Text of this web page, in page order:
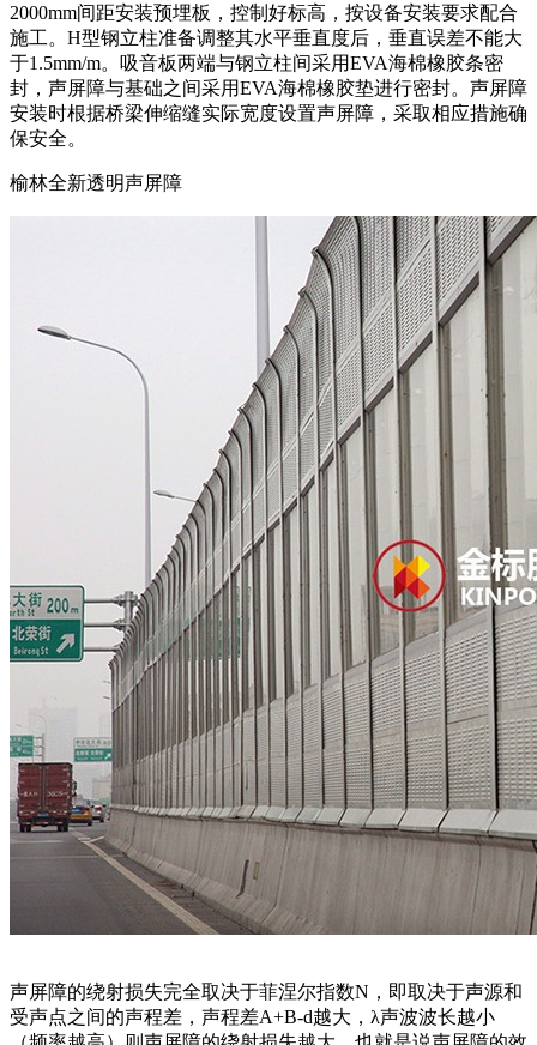
2000mm间距安装预埋板，控制好标高，按设备安装要求配合
施工。H型钢立柱准备调整其水平垂直度后，垂直误差不能大
于1.5mm/m。吸音板两端与钢立柱间采用EVA海棉橡胶条密
封，声屏障与基础之间采用EVA海棉橡胶垫进行密封。声屏障
安装时根据桥梁伸缩缝实际宽度设置声屏障，采取相应措施确
保安全。
榆林全新透明声屏障
声屏障的绕射损失完全取决于菲涅尔指数N，即取决于声源和
受声点之间的声程差，声程差A+B-d越大，λ声波波长越小